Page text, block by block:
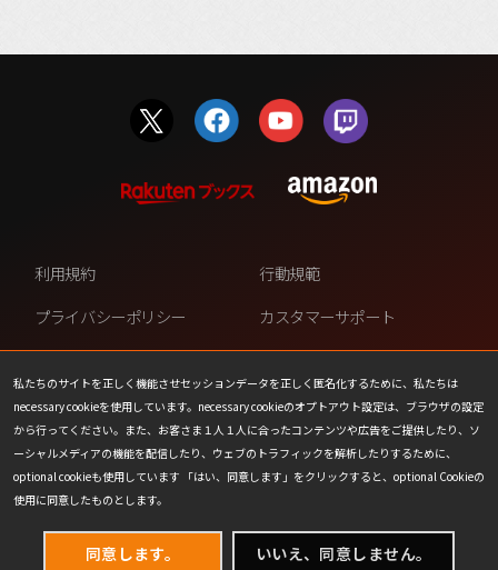
私たちのサイトを正しく機能させセッションデータを正しく匿名化するために、私たちは
necessary cookieを使用しています。necessary cookieのオプトアウト設定は、ブラウザの設定
から行ってください。また、お客さま１人１人に合ったコンテンツや広告をご提供したり、ソ
ーシャルメディアの機能を配信したり、ウェブのトラフィックを解析したりするために、
optional cookieも使用しています 「はい、同意します」をクリックすると、optional Cookieの
使用に同意したものとします。
同意します。 いいえ、同意しません。
利用規約
行動規範
プライバシーポリシー
カスタマーサポート
ファンコンテンツ・ポリシー
個人情報の販売や共有を許可し
ない
COOKIE
プレスリリース
会社情報
お問い合わせ